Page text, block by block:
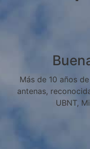
Más de 10 años
antenas,
UBNT,